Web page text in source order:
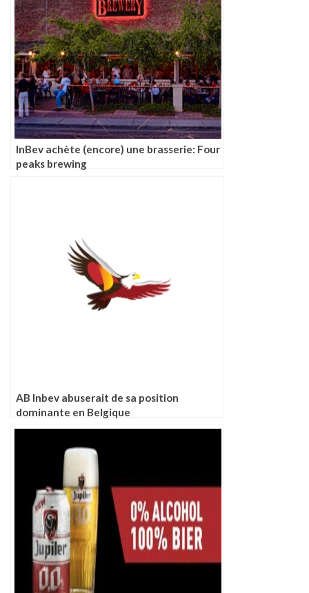
InBev achète (encore) une brasserie: Four
peaks brewing
AB Inbev abuserait de sa position
dominante en Belgique